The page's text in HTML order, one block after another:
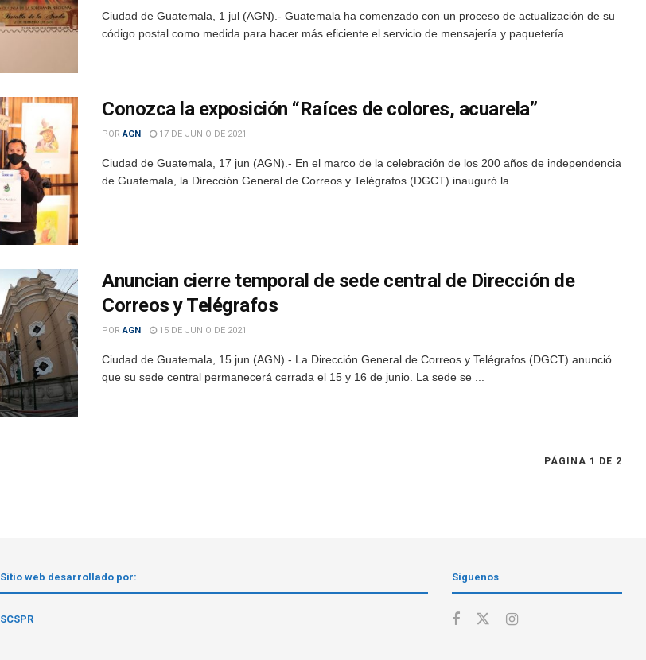
Ciudad de Guatemala, 1 jul (AGN).- Guatemala ha comenzado con un proceso de actualización de su
código postal como medida para hacer más eficiente el servicio de mensajería y paquetería ...
Conozca la exposición “Raíces de colores, acuarela”
POR AGN 17 DE JUNIO DE 2021
Ciudad de Guatemala, 17 jun (AGN).- En el marco de la celebración de los 200 años de independencia
de Guatemala, la Dirección General de Correos y Telégrafos (DGCT) inauguró la ...
Anuncian cierre temporal de sede central de Dirección de
Correos y Telégrafos
POR AGN 15 DE JUNIO DE 2021
Ciudad de Guatemala, 15 jun (AGN).- La Dirección General de Correos y Telégrafos (DGCT) anunció
que su sede central permanecerá cerrada el 15 y 16 de junio. La sede se ...
PÁGINA 1 DE 2
Sitio web desarrollado por:
SCSPR
Síguenos